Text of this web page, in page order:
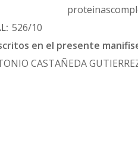
526/10
en el presente
CASTAÑEDA